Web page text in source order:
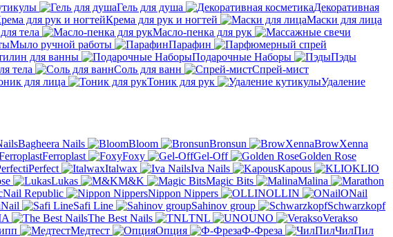
Гель для душа
Декоративная
Крема для рук и ногтей
Маски для лица
тела
Масло-пенка для рук
Мыло ручной работы
Парафин
для ванны Подарочные Наборы
Пэды
тела Соль для ванн
Спрей-мист
для лица Тоник для рук
Удаление
Bagheera Nails Bloom Bronsun
BrowXenna
Ferroplast Foxy Gel-Off
Golden Rose
iPerfect Italwax Iva Nails Kapous
KLIO
Lukas M&K Magic Bits
Malina
Nail Republic Nippon Nippers OLLIN
ONail
Safi Line Sahinov group
Schwarzkopf
The Best Nails TNL UNO
Verakso
Медтест Опция Ф-Фреза
ЧилПил